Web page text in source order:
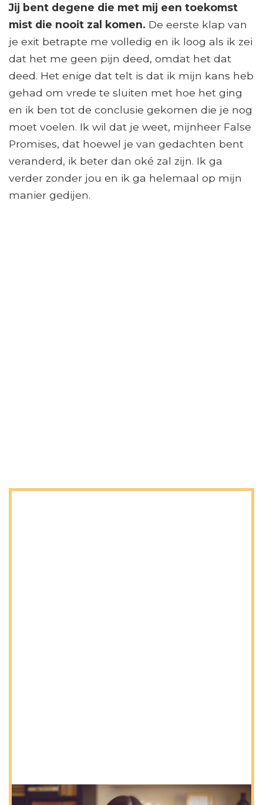
Jij bent degene die met mij een toekomst
mist die nooit zal komen. De eerste klap van
je exit betrapte me volledig en ik loog als ik zei
dat het me geen pijn deed, omdat het dat
deed. Het enige dat telt is dat ik mijn kans heb
gehad om vrede te sluiten met hoe het ging
en ik ben tot de conclusie gekomen die je nog
moet voelen. Ik wil dat je weet, mijnheer False
Promises, dat hoewel je van gedachten bent
veranderd, ik beter dan oké zal zijn. Ik ga
verder zonder jou en ik ga helemaal op mijn
manier gedijen.